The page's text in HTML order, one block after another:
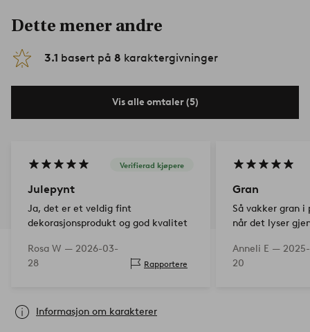
Dette mener andre
3.1 basert på 8 karaktergivninger
Vis alle omtaler (5)
Verifierad kjøpere
Julepynt
Ja, det er et veldig fint
dekorasjonsprodukt og god kvalitet
Rosa W — 2026-03-
28
Rapportere
Gran
Så vakker gran i
når det lyser
føles luksuriøst
stuen min.
Anneli E —
20
Informasjon om karakterer